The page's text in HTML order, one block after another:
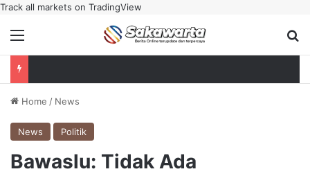
Track all markets on TradingView
Menu
Home / News
News Politik
Bawaslu: Tidak Ada